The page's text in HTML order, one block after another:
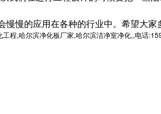
慢的应用在各种的行业中。希望大家
程,哈尔滨净化板厂家,哈尔滨洁净室净化,,电话